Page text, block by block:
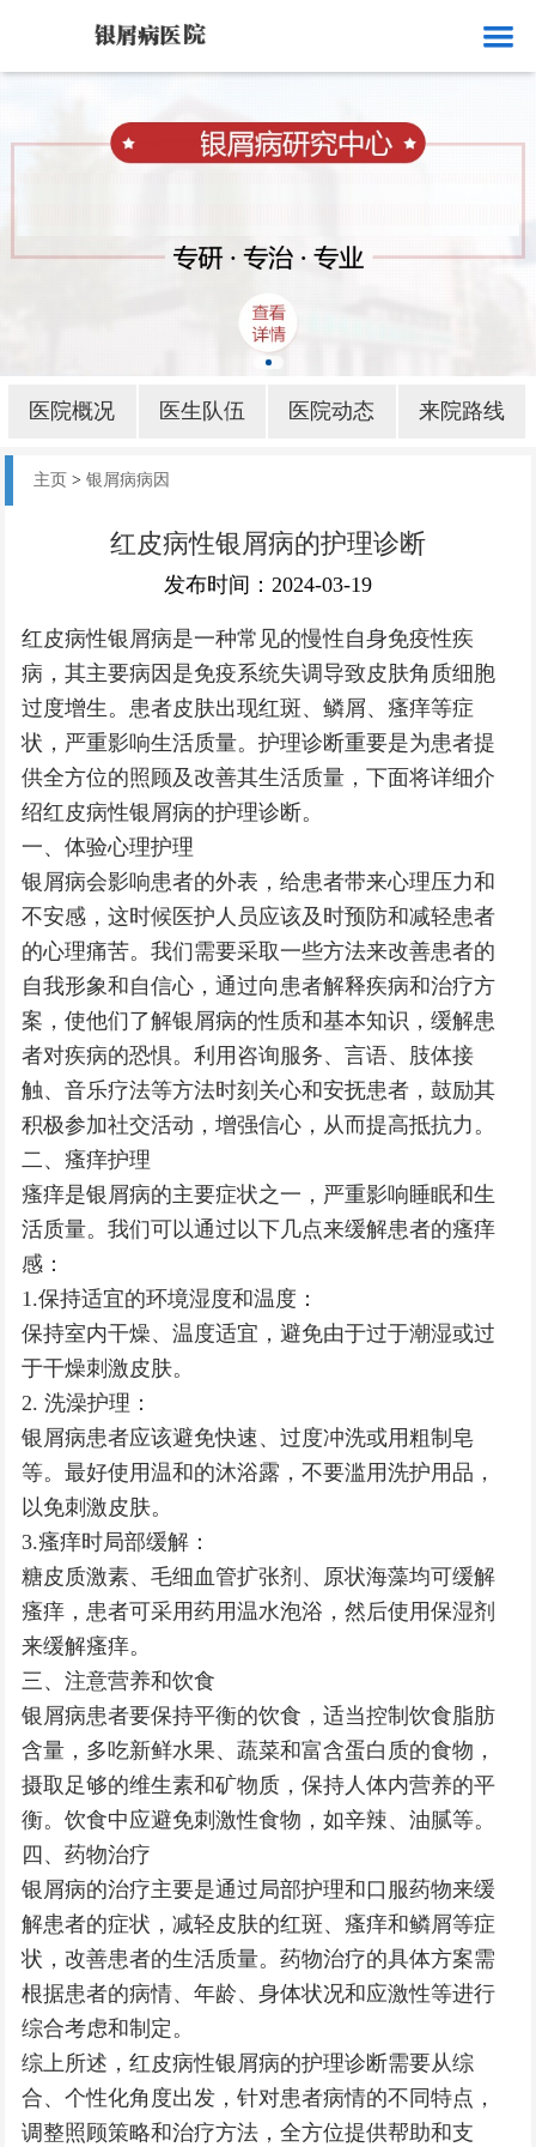
医院概况
银屑病护理
医院概况 医生队伍 医院动态 来院路线
主页 >银屑病病因
红皮病性银屑病的护理诊断
发布时间：2024-03-19
红皮病性银屑病是一种常见的慢性自身免疫性疾
病，其主要病因是免疫系统失调导致皮肤角质细胞
过度增生。患者皮肤出现红斑、鳞屑、瘙痒等症
状，严重影响生活质量。护理诊断重要是为患者提
供全方位的照顾及改善其生活质量，下面将详细介
绍红皮病性银屑病的护理诊断。
一、体验心理护理
银屑病会影响患者的外表，给患者带来心理压力和
不安感，这时候医护人员应该及时预防和减轻患者
的心理痛苦。我们需要采取一些方法来改善患者的
自我形象和自信心，通过向患者解释疾病和治疗方
案，使他们了解银屑病的性质和基本知识，缓解患
者对疾病的恐惧。利用咨询服务、言语、肢体接
触、音乐疗法等方法时刻关心和安抚患者，鼓励其
积极参加社交活动，增强信心，从而提高抵抗力。
二、瘙痒护理
瘙痒是银屑病的主要症状之一，严重影响睡眠和生
活质量。我们可以通过以下几点来缓解患者的瘙痒
感：
1.保持适宜的环境湿度和温度：
保持室内干燥、温度适宜，避免由于过于潮湿或过
于干燥刺激皮肤。
2. 洗澡护理：
银屑病患者应该避免快速、过度冲洗或用粗制皂
等。最好使用温和的沐浴露，不要滥用洗护用品，
以免刺激皮肤。
3.瘙痒时局部缓解：
糖皮质激素、毛细血管扩张剂、原状海藻均可缓解
瘙痒，患者可采用药用温水泡浴，然后使用保湿剂
来缓解瘙痒。
三、注意营养和饮食
银屑病患者要保持平衡的饮食，适当控制饮食脂肪
含量，多吃新鲜水果、蔬菜和富含蛋白质的食物，
摄取足够的维生素和矿物质，保持人体内营养的平
衡。饮食中应避免刺激性食物，如辛辣、油腻等。
四、药物治疗
银屑病的治疗主要是通过局部护理和口服药物来缓
解患者的症状，减轻皮肤的红斑、瘙痒和鳞屑等症
状，改善患者的生活质量。药物治疗的具体方案需
根据患者的病情、年龄、身体状况和应激性等进行
综合考虑和制定。
综上所述，红皮病性银屑病的护理诊断需要从综
合、个性化角度出发，针对患者病情的不同特点，
调整照顾策略和治疗方法，全方位提供帮助和支